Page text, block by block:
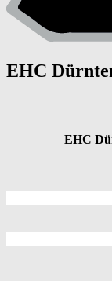
EHC
EHC